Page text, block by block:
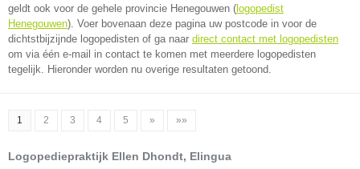
geldt ook voor de gehele provincie Henegouwen ( logopedist
Henegouwen). Voer bovenaan deze pagina uw postcode in voor de
dichtstbijzijnde logopedisten of ga naar direct contact met logopedisten
om via één e-mail in contact te komen met meerdere logopedisten
tegelijk. Hieronder worden nu overige resultaten getoond.
1 2 3 4 5 » »»
Logopediepraktijk Ellen Dhondt, Elingua